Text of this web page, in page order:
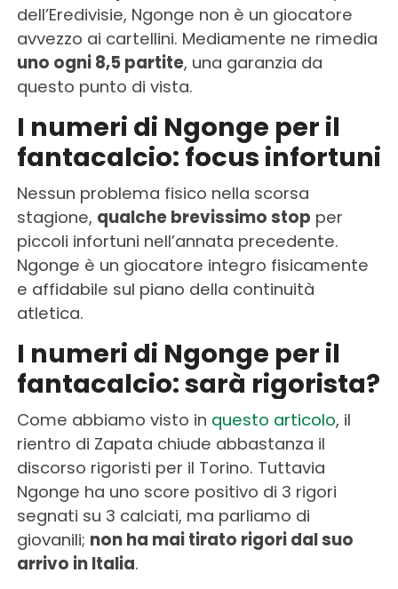
dell’Eredivisie, Ngonge non è un giocatore
avvezzo ai cartellini. Mediamente ne rimedia
uno ogni 8,5 partite, una garanzia da
questo punto di vista.
I numeri di Ngonge per il
fantacalcio: focus infortuni
Nessun problema fisico nella scorsa
stagione, qualche brevissimo stop per
piccoli infortuni nell’annata precedente.
Ngonge è un giocatore integro fisicamente
e affidabile sul piano della continuità
atletica.
I numeri di Ngonge per il
fantacalcio: sarà rigorista?
Come abbiamo visto in questo articolo, il
rientro di Zapata chiude abbastanza il
discorso rigoristi per il Torino. Tuttavia
Ngonge ha uno score positivo di 3 rigori
segnati su 3 calciati, ma parliamo di
giovanili; non ha mai tirato rigori dal suo
arrivo in Italia.